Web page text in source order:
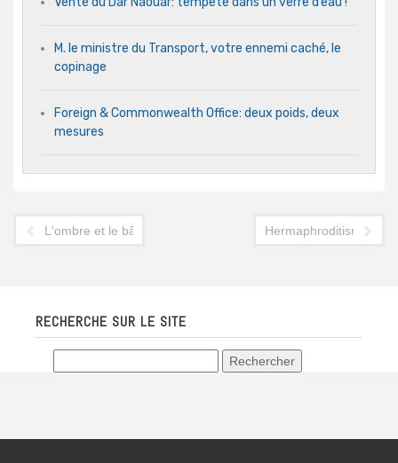
M. le ministre du Transport, votre ennemi caché, le
copinage
Foreign & Commonwealth Office: deux poids, deux
mesures
L'ombre et le bâton Hermaphroditisme
RECHERCHE SUR LE SITE